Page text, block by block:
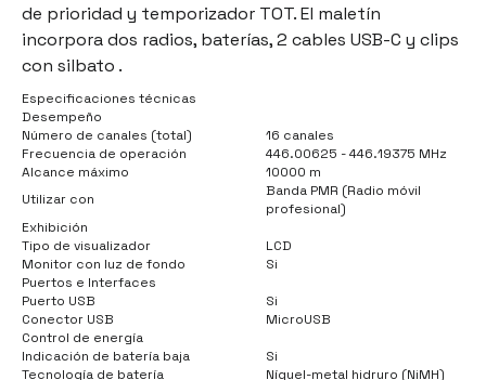
de prioridad y temporizador TOT. El maletín
incorpora dos radios, baterías, 2 cables USB-C y clips
con silbato .
Especificaciones técnicas
Desempeño
Número de canales (total)
16 canales
Frecuencia de operación
446.00625 - 446.19375 MHz
Alcance máximo
10000 m
Utilizar con
Banda PMR (Radio móvil
profesional)
Exhibición
Tipo de visualizador
LCD
Monitor con luz de fondo
Si
Puertos e Interfaces
Puerto USB
Si
Conector USB
MicroUSB
Control de energía
Indicación de batería baja
Si
Tecnología de batería
Níquel-metal hidruro (NiMH)